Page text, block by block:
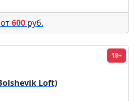
от600руб.
18+
Loft)